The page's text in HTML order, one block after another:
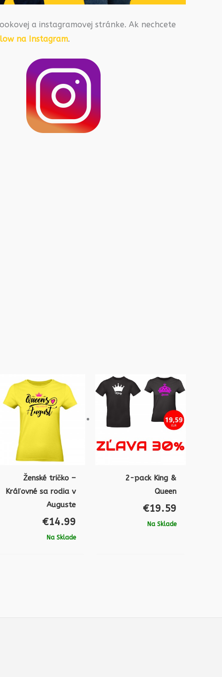
a instagramovej stránke. Ak nechcete
na Instagram.
Ženské tričko –
Kráľovné sa rodia v
Auguste
€14.99
Na Sklade
2-pack King &
Queen
€19.59
Na Sklade